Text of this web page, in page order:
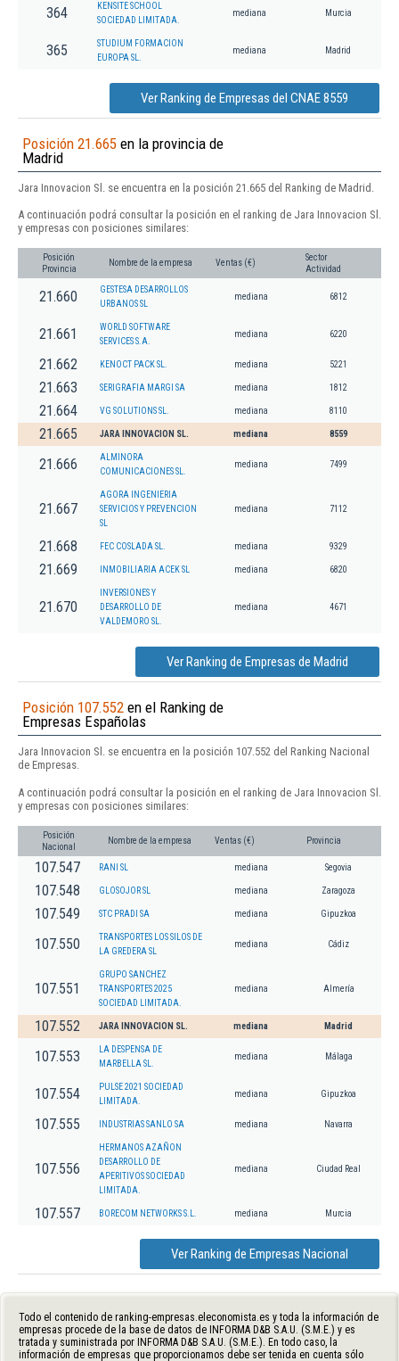
364
KENSITE SCHOOL
SOCIEDAD LIMITADA.
mediana Murcia
365
STUDIUM FORMACION
EUROPA SL.
mediana Madrid
Ver Ranking de Empresas del CNAE 8559
Posición 21.665 en la provincia de
Madrid
Jara Innovacion Sl. se encuentra en la posición 21.665 del Ranking de Madrid.
A continuación podrá consultar la posición en el ranking de Jara Innovacion Sl.
y empresas con posiciones similares:
Posición
Provincia
Nombre de la empresa Ventas (€)
Sector
Actividad
21.660
GESTESA DESARROLLOS
URBANOS SL
mediana 6812
21.661
WORLD SOFTWARE
SERVICES S.A.
mediana 6220
21.662 KENOCT PACK SL. mediana 5221
21.663 SERIGRAFIA MARGI SA mediana 1812
21.664 VG SOLUTIONS SL. mediana 8110
21.665 JARA INNOVACION SL. mediana 8559
21.666
ALMINORA
COMUNICACIONES SL.
mediana 7499
21.667
AGORA INGENIERIA
SERVICIOS Y PREVENCION
SL
mediana 7112
21.668 FEC COSLADA SL. mediana 9329
21.669 INMOBILIARIA ACEK SL mediana 6820
21.670
INVERSIONES Y
DESARROLLO DE
VALDEMORO SL.
mediana 4671
Ver Ranking de Empresas de Madrid
Posición 107.552 en el Ranking de
Empresas Españolas
Jara Innovacion Sl. se encuentra en la posición 107.552 del Ranking Nacional
de Empresas.
A continuación podrá consultar la posición en el ranking de Jara Innovacion Sl.
y empresas con posiciones similares:
Posición
Nacional
Nombre de la empresa Ventas (€) Provincia
107.547 RANI SL mediana Segovia
107.548 GLOSOJOR SL mediana Zaragoza
107.549 STC PRADI SA mediana Gipuzkoa
107.550
TRANSPORTES LOS SILOS DE
LA GREDERA SL
mediana Cádiz
107.551
GRUPO SANCHEZ
TRANSPORTES 2025
SOCIEDAD LIMITADA.
mediana Almería
107.552 JARA INNOVACION SL. mediana Madrid
107.553
LA DESPENSA DE
MARBELLA SL.
mediana Málaga
107.554
PULSE 2021 SOCIEDAD
LIMITADA.
mediana Gipuzkoa
107.555 INDUSTRIAS SANLO SA mediana Navarra
107.556
HERMANOS AZAÑON
DESARROLLO DE
APERITIVOS SOCIEDAD
LIMITADA.
mediana Ciudad Real
107.557 BORECOM NETWORKS S.L. mediana Murcia
Ver Ranking de Empresas Nacional
Todo el contenido de ranking-empresas.eleconomista.es y toda la información de
empresas procede de la base de datos de INFORMA D&B S.A.U. (S.M.E.) y es
tratada y suministrada por INFORMA D&B S.A.U. (S.M.E.). En todo caso, la
información de empresas que proporcionamos debe ser tenida en cuenta sólo